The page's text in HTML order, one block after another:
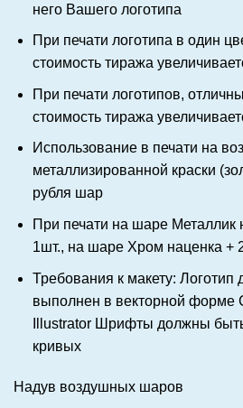
него Вашего логотипа
При печати логотипа в один
стоимость тиража
При печати логотипов,
стоимость тиража
Использование в печати на
металлизированной краски
рубля шар
При печати на шаре Металлик
1шт., на шаре Хром наценка +
Требования к макету: Логотип
выполнен в векторной форме
IllustratorШрифты должны
кривых
Надув воздушных шаров